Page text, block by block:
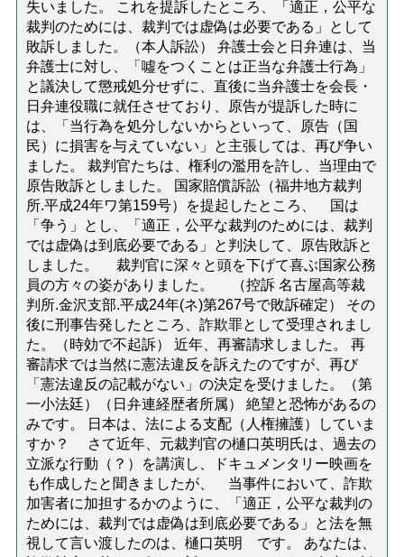
失いました。 これを提訴したところ、「適正，公平な
裁判のためには、裁判では虚偽は必要である」として
敗訴しました。（本人訴訟） 弁護士会と日弁連は、当
弁護士に対し、「噓をつくことは正当な弁護士行為」
と議決して懲戒処分せずに、直後に当弁護士を会長・
日弁連役職に就任させており、原告が提訴した時に
は、「当行為を処分しないからといって、原告（国
民）に損害を与えていない」と主張しては、再び争い
ました。 裁判官たちは、権利の濫用を許し、当理由で
原告敗訴としました。 国家賠償訴訟（福井地方裁判
所.平成24年ワ第159号）を提起したところ、 国は
「争う」とし、「適正，公平な裁判のためには、裁判
では虚偽は到底必要である」と判決して、原告敗訴と
しました。 裁判官に深々と頭を下げて喜ぶ国家公務
員の方々の姿がありました。 （控訴 名古屋高等裁
判所.金沢支部.平成24年(ネ)第267号で敗訴確定） その
後に刑事告発したところ、詐欺罪として受理されまし
た。（時効で不起訴） 近年、再審請求しました。 再
審請求では当然に憲法違反を訴えたのですが、再び
「憲法違反の記載がない」の決定を受けました。（第
一小法廷）（日弁連経歴者所属） 絶望と恐怖があるの
みです。 日本は、法による支配（人権擁護）していま
すか？ さて近年、元裁判官の樋口英明氏は、過去の
立派な行動（？）を講演し、ドキュメンタリー映画を
も作成したと聞きましたが、 当事件において、詐欺
加害者に加担するかのように、「適正，公平な裁判の
ためには、裁判では虚偽は到底必要である」と法を無
視して言い渡したのは、樋口英明 です。 あなたは、